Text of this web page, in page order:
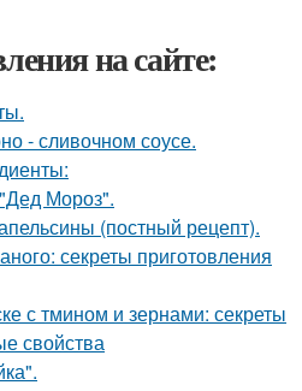
на сайте:
- сливочном соусе.
Мороз".
(постный рецепт).
секреты приготовления
с тмином и зернами: секреты
свойства